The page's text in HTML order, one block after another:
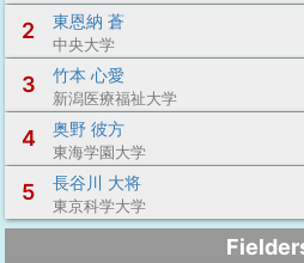
2 東恩納 蒼
中央大学
3 竹本 心愛
新潟医療福祉大学
4 奥野 彼方
東海学園大学
5 長谷川 大将
東京科学大学